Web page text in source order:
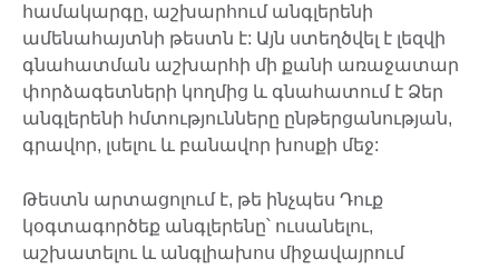
համակարգը, աշխարհում անգլերենի
ամենահայտնի թեստն է: Այն ստեղծվել է լեզվի
գնահատման աշխարհի մի քանի առաջատար
փորձագետների կողմից և գնահատում է Ձեր
անգլերենի հմտությունները ընթերցանության,
գրավոր, լսելու և բանավոր խոսքի մեջ:
Թեստն արտացոլում է, թե ինչպես Դուք
կօգտագործեք անգլերենը՝ ուսանելու,
աշխատելու և անգլիախոս միջավայրում